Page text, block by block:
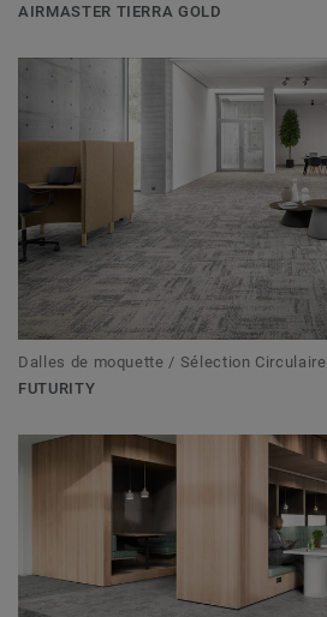
AIRMASTER TIERRA GOLD
Dalles de moquette / Sélection Circulaire
FUTURITY